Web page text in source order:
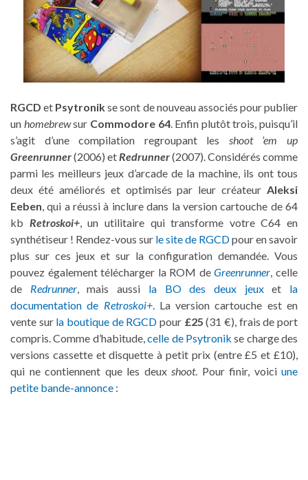
RGCDet Psytronikse sont de nouveau associés pour publier
un homebrewsur Commodore 64. Enfin plutôt trois, puisqu’il
s’agit d’une compilation regroupant les shoot ’em up
Greenrunner(2006) etRedrunner(2007). Considérés comme
parmi les meilleurs jeux d’arcade de la machine, ils ont tous
deux été améliorés et optimisés par leur créateur Aleksi
Eeben, qui a réussi à inclure dans la version cartouche de 64
kb Retroskoi+, un utilitaire qui transforme votre C64 en
synthétiseur ! Rendez-vous sur le site de RGCDpour en savoir
plus sur ces jeux et sur la configuration demandée. Vous
pouvez également télécharger la ROM deGreenrunner, celle
de Redrunner, mais aussi la BO des deux jeuxet la
documentation de Retroskoi+. La version cartouche est en
vente sur la boutique de RGCD pour £25 (31 €), frais de port
compris. Comme d’habitude,celle de Psytronik se charge des
versions cassette et disquette à petit prix (entre £5 et £10),
qui ne contiennent que les deux shoot. Pour finir, voici une
petite bande-annonce :